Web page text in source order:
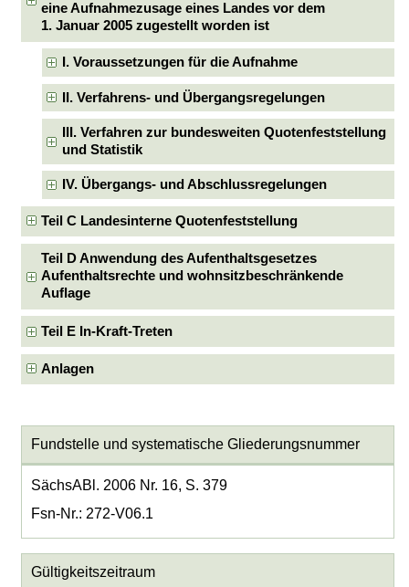
eine Aufnahmezusage eines Landes vor dem
1. Januar 2005 zugestellt worden ist
I. Voraussetzungen für die Aufnahme
II. Verfahrens- und Übergangsregelungen
III. Verfahren zur bundesweiten Quotenfeststellung
und Statistik
IV. Übergangs- und Abschlussregelungen
Teil C Landesinterne Quotenfeststellung
Teil D Anwendung des Aufenthaltsgesetzes
Aufenthaltsrechte und wohnsitzbeschränkende
Auflage
Teil E In-Kraft-Treten
Anlagen
Fundstelle und systematische Gliederungsnummer
SächsABl. 2006 Nr. 16, S. 379
Fsn-Nr.: 272-V06.1
Gültigkeitszeitraum